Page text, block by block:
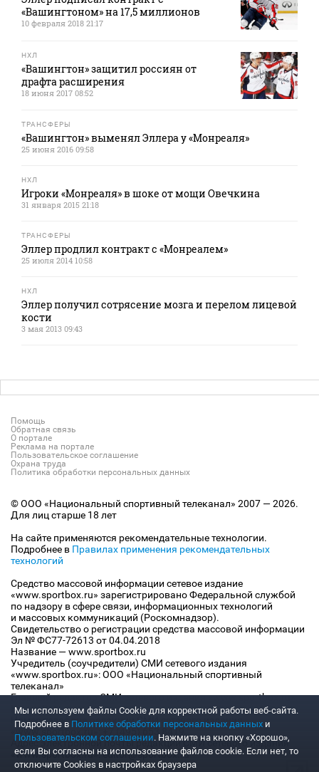
«Вашингтоном» на 17,5 миллионов
10 февраля 2018 21:17
НХЛ
«Вашингтон» защитил россиян от
драфта расширения
18 июня 2017 08:52
ТРАНСФЕРЫ
«Вашингтон» выменял Эллера у «Монреаля»
25 июня 2016 09:58
НХЛ
Игроки «Монреаля» в шоке от мощи Овечкина
31 января 2015 21:18
ТРАНСФЕРЫ
Эллер продлил контракт с «Монреалем»
25 июля 2014 10:58
НХЛ
Эллер получил сотрясение мозга и перелом лицевой
кости
3 мая 2013 09:43
Помощь
Обратная связь
О портале
Реклама на портале
Пользовательское соглашение
Охрана труда
Политика обработки персональных данных
© ООО «Национальный спортивный телеканал» 2007 — 2026.
Для лиц старше 18 лет
На сайте применяются рекомендательные технологии.
Подробнее в Правилах применения рекомендательных
технологий
Средство массовой информации сетевое издание
«www.sportbox.ru» зарегистрировано Федеральной службой
по надзору в сфере связи, информационных технологий
и массовых коммуникаций (Роскомнадзор).
Свидетельство о регистрации средства массовой информации
Эл № ФС77-72613 от 04.04.2018
Название — www.sportbox.ru
Учредитель (соучредители) СМИ сетевого издания
«www.sportbox.ru»: ООО «Национальный спортивный
телеканал»
Главный редактор СМИ сетевого издания «www.sportbox.ru»:
Конов В.А.
Номер телефона редакции СМИ сетевого издания
«www.sportbox.ru»: +7 (495) 653 8419
Адрес электронной почты редакции СМИ сетевого издания
«www.sportbox.ru»: editor@sportbox.ru
Мы используем файлы Сookie для корректной работы веб-сайта.
Подробнее в Политике обработки персональных данных и
Пользовательском соглашении. Нажмите на кнопку «Хорошо»,
если Вы согласны на использование файлов cookie. Если нет, то
отключите Cookies в настройках браузера